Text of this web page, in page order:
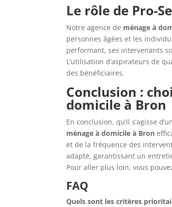
Le rôle de Pro-
Notre agence de ménage à
personnes âgées et les
performant, ses intervenants
L’utilisation d’aspirateurs de
des bénéficiaires.
Conclusion :
domicile à Bron
En conclusion, qu’il s’agisse
ménage à domicile à Bron
et de la fréquence des
adapté, garantissant un
Pour aller plus loin, vous
FAQ
Quels sont les critères